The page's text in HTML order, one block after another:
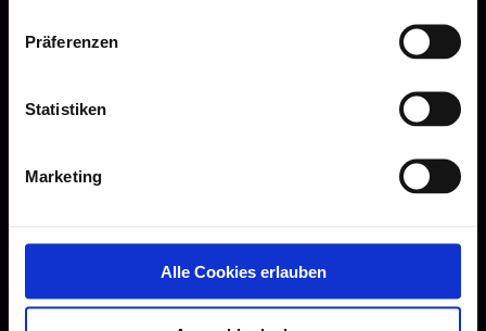
Präferenzen
Statistiken
Marketing
Alle Cookies erlauben
Datenschutz
Candidate Experience